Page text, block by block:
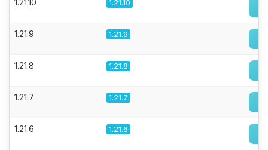
1.21.10 1.21.10
1.21.9 1.21.9
1.21.8 1.21.8
1.21.7 1.21.7
1.21.6 1.21.6